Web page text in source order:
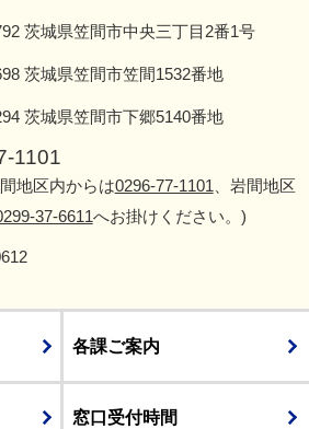
茨城県笠間市中央三丁目2番1号
茨城県笠間市笠間1532番地
茨城県笠間市下郷5140番地
1101
地区内からは0296-77-1101 、岩間地区
37-6611へお掛けください。)
各課ご案内
窓口受付時間